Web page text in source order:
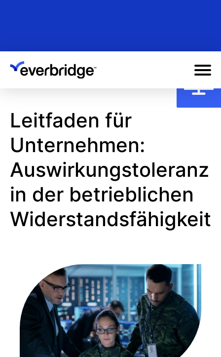
content
Leitfaden für
Unternehmen:
Auswirkungstoleranz
in der betrieblichen
Widerstandsfähigkeit